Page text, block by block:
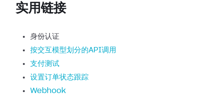
实用链接
身份认证
按交互模型划分的API调用
支付测试
设置订单状态跟踪
Webhook